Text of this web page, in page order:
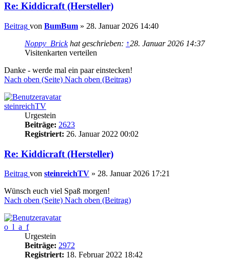
Re: Kiddicraft (Hersteller)
Beitrag von BumBum » 28. Januar 2026 14:40
Noppy_Brickhat geschrieben: ↑28. Januar 2026 14:37
Visitenkarten verteilen
Danke - werde mal ein paar einstecken!
Nach oben (Seite) Nach oben (Beitrag)
steinreichTV
Urgestein
Beiträge: 2623
Registriert: 26. Januar 2022 00:02
Re: Kiddicraft (Hersteller)
Beitrag von steinreichTV » 28. Januar 2026 17:21
Wünsch euch viel Spaß morgen!
Nach oben (Seite) Nach oben (Beitrag)
o_l_a_f
Urgestein
Beiträge: 2972
Registriert: 18. Februar 2022 18:42